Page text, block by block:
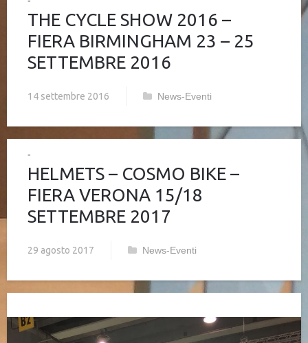
THE CYCLE SHOW 2016 –
FIERA BIRMINGHAM 23 – 25
SETTEMBRE 2016
14 settembre 2016 News-Eventi
HELMETS – COSMO BIKE –
FIERA VERONA 15/18
SETTEMBRE 2017
29 agosto 2017 News-Eventi